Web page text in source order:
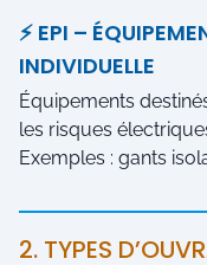
⚡ EPI –
INDIVIDUELLE
Équipements
les risques
Exemples : gants
2. TYPES